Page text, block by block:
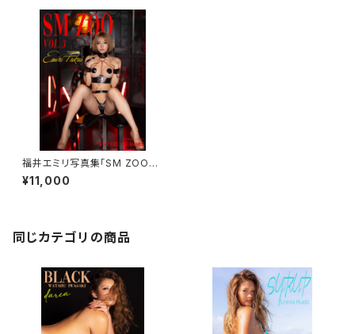
福井エミリ写真集「SM ZOO」
プレミアムハードカバーブック
¥11,000
同じカテゴリの商品